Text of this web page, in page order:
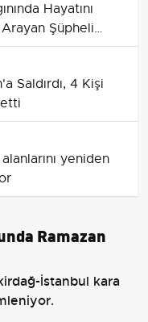
Hayatını
Arayan Şüpheli
Saldırdı, 4 Kişi
yeniden
Ramazan
İstanbul kara